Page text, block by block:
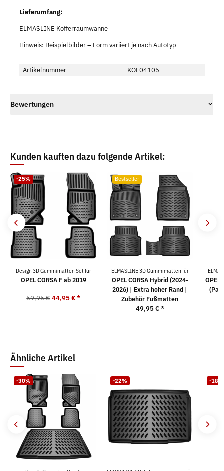
Lieferumfang:
ELMASLINE Kofferraumwanne
Hinweis: Beispielbilder – Form variiert je nach Autotyp
Artikelnummer KOF04105
Bewertungen
Kunden kauften dazu folgende Artikel:
-25%
Design 3D Gummimatten Set für
OPEL CORSA F ab 2019
59,95 € 44,95 €*
Bestseller
ELMASLINE 3D Gummimatten für
OPEL CORSA Hybrid (2024-
2026) | Extra hoher Rand |
Zubehör Fußmatten
49,95 €*
OPEL
Ähnliche Artikel
-30% -22% -18%